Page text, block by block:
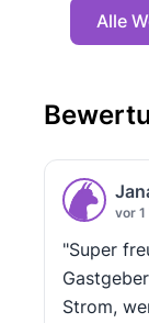
Alle
vor 1
"Super
Strom,